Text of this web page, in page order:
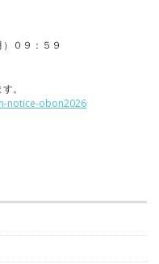
０９：５９
。
notice-obon2026